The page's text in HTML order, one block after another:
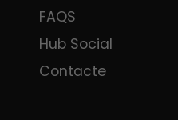
FAQS
Hub Social
Contacte